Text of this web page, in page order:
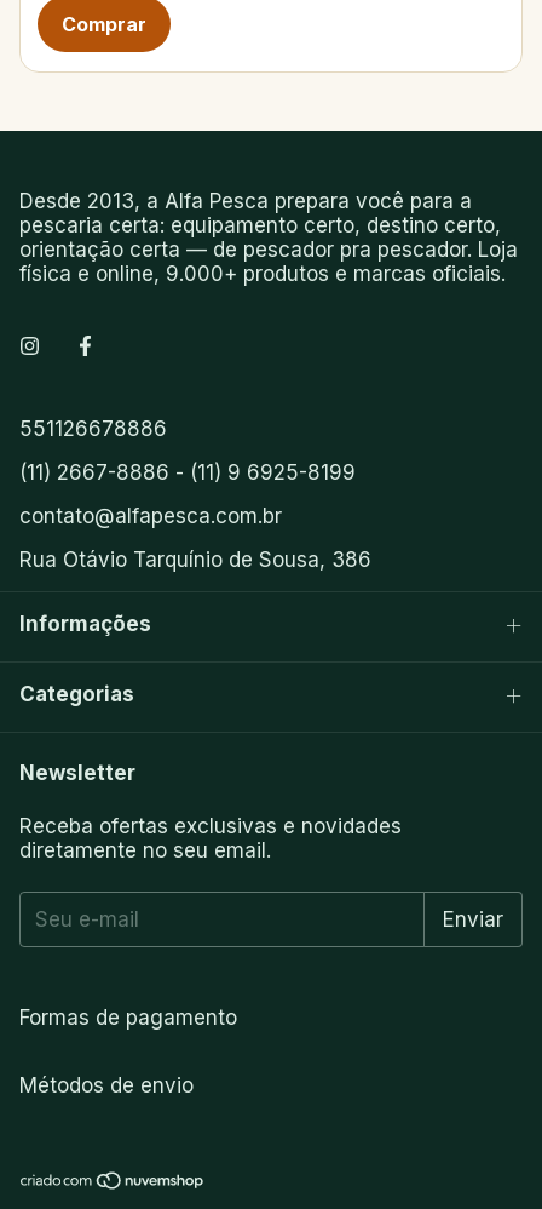
Desde 2013, a Alfa Pesca prepara você para a
pescaria certa: equipamento certo, destino certo,
orientação certa — de pescador pra pescador. Loja
física e online, 9.000+ produtos e marcas oficiais.
551126678886
(11) 2667-8886 - (11) 9 6925-8199
contato@alfapesca.com.br
Rua Otávio Tarquínio de Sousa, 386
Informações
Categorias
Newsletter
Receba ofertas exclusivas e novidades
diretamente no seu email.
Formas de pagamento
Métodos de envio